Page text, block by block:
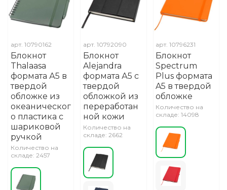
арт. 10790162
Блокнот
Thalaasa
формата А5 в
твердой
обложке из
океаническог
о пластика с
шариковой
ручкой
Количество на
складе: 2457
арт.10792090
Блокнот
Alejandra
формата А5 с
твердой
обложкой из
переработан
ной кожи
Количество на
складе: 2662
арт.10796231
Блокнот
Spectrum
Plus формата
A5 в твердой
обложке
Количество на
складе: 14098